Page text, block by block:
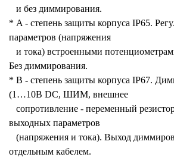
и без диммирования.
* A - степень защиты корпуса IP65.
параметров (напряжения
и тока) встроенными
Без диммирования.
* B - степень защиты корпуса IP67.
(1…10В DC, ШИМ, внешнее
сопротивление - переменный
выходных параметров
(напряжения и тока). Выход
отдельным кабелем.